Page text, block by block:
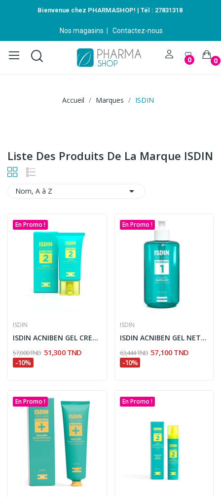
Bienvenue chez PHARMASHOP! | Tél : 27831318
Nos magasins Contactez-nous
0 0
Accueil Marques ISDIN
Liste Des Produits De La Marque ISDIN
Nom, A à Z 
En Promo !
ISDIN
ISDIN ACNIBEN GEL CREME CONTROLE BRILLANCE ET...
57,000 TND 51,300 TND
-10%
En Promo !
ISDIN
ISDIN ACNIBEN GEL NETTOYANT MATIFIANT 400ML
63,444 TND 57,100 TND
-10%
En Promo ! En Promo !